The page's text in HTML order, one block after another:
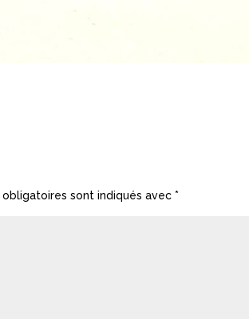
obligatoires sont indiqués avec*